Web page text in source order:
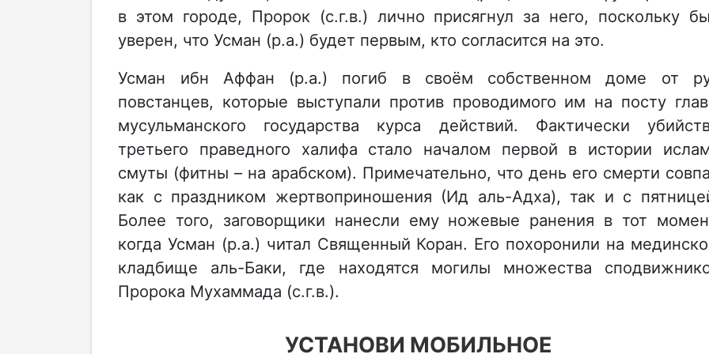
в этом городе, Пророк (с.г.в.) лично присягнул за него, поскольку
уверен, что Усман (р.а.) будет первым, кто согласится на это.
Усман ибн Аффан (р.а.) погиб в своём собственном доме от
повстанцев, которые выступали против проводимого им на посту
мусульманского государства курса действий. Фактически
третьего праведного халифа стало началом первой в истории
смуты (фитны – на арабском). Примечательно, что день его смерти
как с праздником жертвоприношения (Ид аль-Адха), так и с
Более того, заговорщики нанесли ему ножевые ранения в тот
когда Усман (р.а.) читал Священный Коран. Его похоронили на
кладбище аль-Баки, где находятся могилы множества
Пророка Мухаммада (с.г.в.).
УСТАНОВИ МОБИЛЬНОЕ